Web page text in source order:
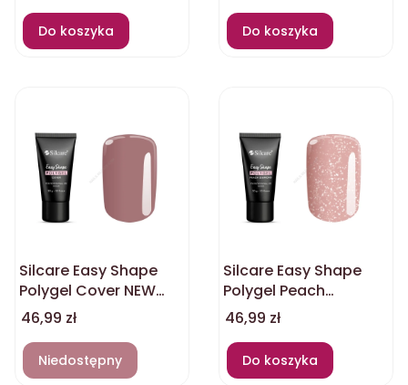
Do koszyka Do koszyka
Silcare Easy Shape
Polygel Cover NEW
30g
Cena
46,99 zł
Niedostępny
Silcare Easy Shape
Polygel Peach
Diamond NEW 30g
Cena
46,99 zł
Do koszyka